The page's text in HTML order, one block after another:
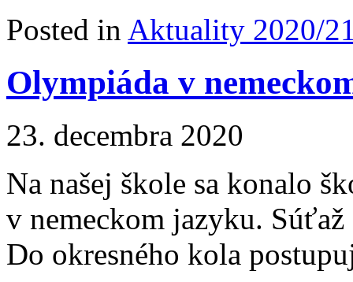
Posted in Aktuality 2020/
Olympiáda v
23. decembra 2020
Na našej škole sa konalo
v nemeckom jazyku.
Do okresného kola